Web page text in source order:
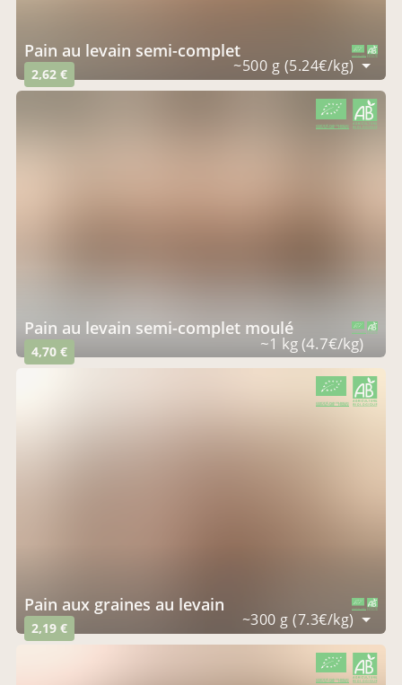
Pain au levain semi-complet
2,62 € ~500 g (5.24€/kg)
Pain au levain semi-complet moulé
4,70 € ~1 kg (4.7€/kg)
CERTIFIÉ PAR FR-BIO-01
Pain aux graines au levain
2,19 € ~300 g (7.3€/kg)
CERTIFIÉ PAR FR-BIO-01
AGRICULTURE FRANCE
CERTIFIÉ PAR FR-BIO-01
AGRICULTURE FRANCE